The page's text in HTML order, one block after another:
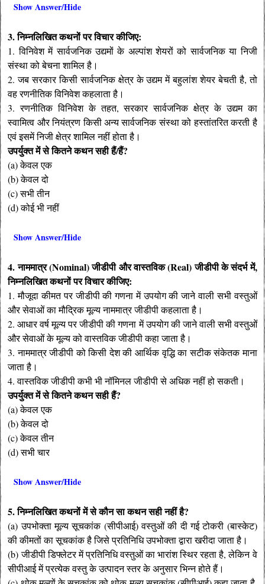
Show Answer/Hide
3. निम्नलिखित कथनों पर विचार कीजिए:
1. विनिवेश में सार्वजनिक उद्यमों के अल्पांश शेयरों को सार्वजनिक या निजी
संस्था को बेचना शामिल है।
2. जब सरकार किसी सार्वजनिक क्षेत्र के उद्यम में बहुलांश शेयर बेचती है, तो
वह रणनीतिक विनिवेश कहलाता है।
3. रणनीतिक विनिवेश के तहत, सरकार सार्वजनिक क्षेत्र के उद्यम का
स्वामित्व और नियंत्रण किसी अन्य सार्वजनिक संस्था को हस्तांतरित करती है
एवं इसमें निजी क्षेत्र शामिल नहीं होता है।
उपर्युक्त में से कितने कथन सही हैं/हैं?
(a) केवल एक
(b) केवल दो
(c) सभी तीन
(d) कोई भी नहीं
Show Answer/Hide
4. नाममात्र (Nominal) जीडीपी और वास्तविक (Real) जीडीपी के संदर्भ में,
निम्नलिखित कथनों पर विचार कीजिए:
1. मौजूदा कीमत पर जीडीपी की गणना में उपयोग की जाने वाली सभी वस्तुओं
और सेवाओं का मौद्रिक मूल्य नाममात्र जीडीपी कहलाता है।
2. आधार वर्ष मूल्य पर जीडीपी की गणना में उपयोग की जाने वाली सभी वस्तुओं
और सेवाओं के मूल्य को वास्तविक जीडीपी कहा जाता है।
3. नाममात्र जीडीपी को किसी देश की आर्थिक वृद्धि का सटीक संकेतक माना
जाता है।
4. वास्तविक जीडीपी कभी भी नॉमिनल जीडीपी से अधिक नहीं हो सकती।
उपर्युक्त में से कितने कथन सही हैं?
(a) केवल एक
(b) केवल दो
(c) केवल तीन
(d) सभी चार
Show Answer/Hide
5. निम्नलिखित कथनों में से कौन सा कथन सही नहीं है?
(a) उपभोक्ता मूल्य सूचकांक (सीपीआई) वस्तुओं की दी गई टोकरी (बास्केट)
की कीमतों का सूचकांक है जिसे प्रतिनिधि उपभोक्ता द्वारा खरीदा जाता है।
(b) जीडीपी डिफ्लेटर में प्रतिनिधि वस्तुओं का भारांश स्थिर रहता है, लेकिन वे
सीपीआई में प्रत्येक वस्तु के उत्पादन स्तर के अनुसार भिन्न होते हैं।